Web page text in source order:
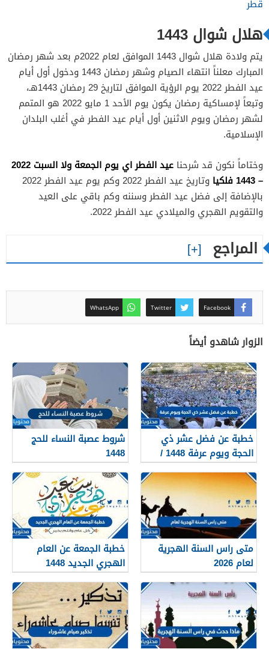
قطر
هلال شوال 1443
يتم ولادة هلال شوال 1443 الموافق لعام 2022م بعد شهر رمضان
المبارك معلناً انتهاء الصيام وشهر رمضان 1443 ودخول أول أيام
عيد الفطر 2022 يوم الرؤية الموافق لتاريخ 29 رمضان 1443هـ،
وتبعاً لإمساكية رمضان يكون يوم الأحد 1 مايو 2022 هو المتمم
لشهر رمضان ويوم الاثنين أول أيام عيد الفطر في أغلب البلدان
الإسلامية.
وختاماً نكون قد شرحنا
عيد الفطر اي يوم الجمعة ولا السبت 2022
– 1443 فلكيا
وتاريخ عيد الفطر 2022 وكم يوم عيد الفطر 2022
بالإضافة إلى فضل عيد الفطر وسننه وكم باقي على العيد
والتقويم الهجري والميلادي عيد الفطر 2022.
المراجع
Facebook
Twitter
WhatsApp
الزوار شاهدو أيضاً
خطبة عن فضل عشر ذي
الحجة ويوم عرفة 1448 /
2026
شروط عصبة النساء للحج
1448
متى راس السنة الهجرية
لعام 2026
خطبة الجمعة عن العام
الهجري الجديد 1448